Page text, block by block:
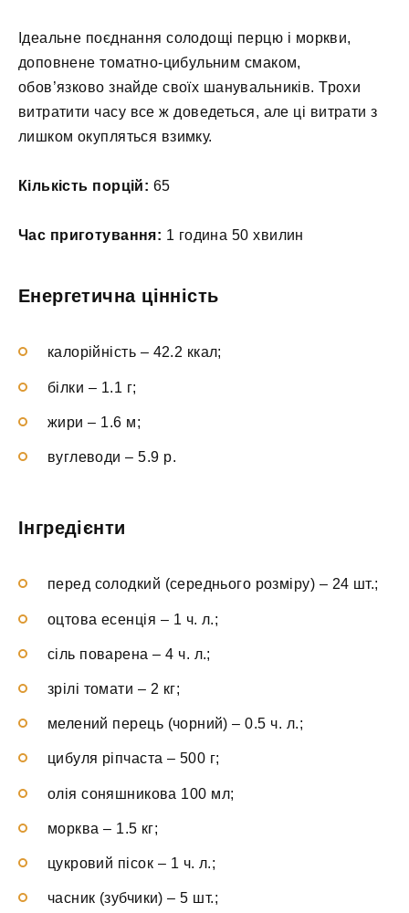
Ідеальне поєднання солодощі перцю і моркви,
доповнене томатно-цибульним смаком,
обов’язково знайде своїх шанувальників. Трохи
витратити часу все ж доведеться, але ці витрати з
лишком окупляться взимку.
Кількість порцій: 65
Час приготування: 1 година 50 хвилин
Енергетична цінність
калорійність – 42.2 ккал;
білки – 1.1 г;
жири – 1.6 м;
вуглеводи – 5.9 р.
Інгредієнти
перед солодкий (середнього розміру) – 24 шт.;
оцтова есенція – 1 ч. л.;
сіль поварена – 4 ч. л.;
зрілі томати – 2 кг;
мелений перець (чорний) – 0.5 ч. л.;
цибуля ріпчаста – 500 г;
олія соняшникова 100 мл;
морква – 1.5 кг;
цукровий пісок – 1 ч. л.;
часник (зубчики) – 5 шт.;